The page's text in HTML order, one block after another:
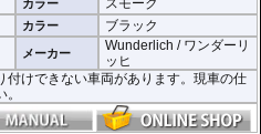
カラー スモーク
カラー ブラック
メーカー
Wunderlich / ワンダーリ
ッヒ
けできない車両があります。現車の仕